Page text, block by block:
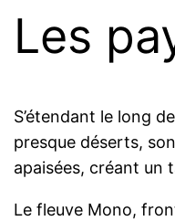
Les
S’étendant le long
presque déserts,
apaisées, créant un
Le fleuve Mono,